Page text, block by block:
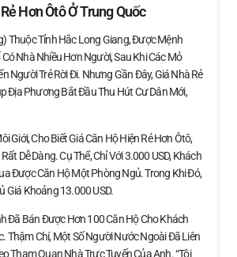
Hơn Ôtô Ở Trung Quốc
Thuộc Tỉnh Hắc Long Giang, Được Mệnh
Nhà Nhiều Hơn Người, Sau Khi Các Mỏ
Người Trẻ Rời Đi. Nhưng Gần Đây, Giá Nhà Rẻ
Địa Phương Bắt Đầu Thu Hút Cư Dân Mới,
Giới, Cho Biết Giá Căn Hộ Hiện Rẻ Hơn Ôtô,
Dễ Dàng. Cụ Thể, Chỉ Với 3.000 USD, Khách
Được Căn Hộ Một Phòng Ngủ. Trong Khi Đó,
Giá Khoảng 13.000 USD.
Đã Bán Được Hơn 100 Căn Hộ Cho Khách
Thậm Chí, Một Số Người Nước Ngoài Đã Liên
Tham Quan Nhà Trực Tuyến Của Anh. “Tôi